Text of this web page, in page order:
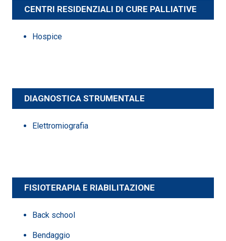
CENTRI RESIDENZIALI DI CURE PALLIATIVE
Hospice
DIAGNOSTICA STRUMENTALE
Elettromiografia
FISIOTERAPIA E RIABILITAZIONE
Back school
Bendaggio